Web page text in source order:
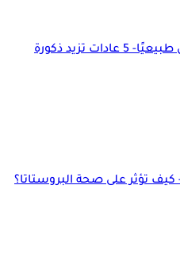
رفع هرمون التستوستيرون طبيعيًا- 5 عادات تزيد ذكورة
كيف تؤثر على صحة البروستاتا؟